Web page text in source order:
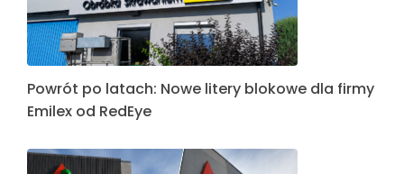
Powrót po latach: Nowe litery blokowe dla firmy
Emilex od RedEye